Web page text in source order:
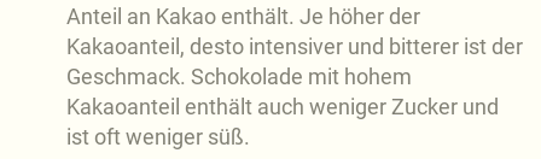
Anteil an Kakao enthält. Je höher der
Kakaoanteil, desto intensiver und bitterer ist der
Geschmack. Schokolade mit hohem
Kakaoanteil enthält auch weniger Zucker und
ist oft weniger süß.